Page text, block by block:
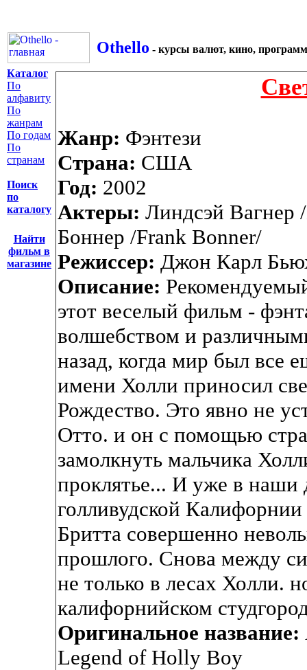
Othello - курсы валют, кино,
Каталог
По
алфавиту
По
жанрам
По годам
По
странам
Поиск
по
каталогу
Найти
фильм в
магазине
Жанр: Фэнтези
Страна: США
Год: 2002
Актеры: Линдсэй Вагнер
Боннер /Frank Bonner/
Режиссер: Джон Карл
Описание:
этот веселый фильм -
волшебством и
назад, когда мир был все
имени Холли приносил
Рождество. Это явно не
Отто. и он с помощью
замолкнуть мальчика
проклятье... И уже в наши
голливудской
Бритта совершенно
прошлого. Снова между
не только в лесах Холли.
калифорнийском
Оригинальное название:
Legend of Holly Boy